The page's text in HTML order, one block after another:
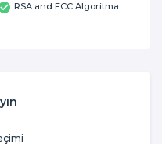
RSA and ECC Algoritma